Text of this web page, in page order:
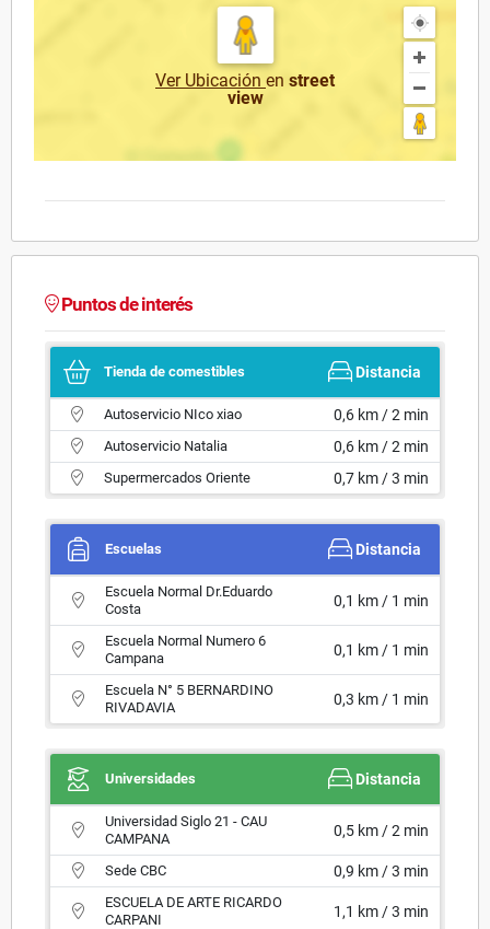
Ver Ubicación en street
view
Puntos de interés
Tienda de comestibles Distancia
Autoservicio NIco xiao 0,6 km / 2 min
Autoservicio Natalia 0,6 km / 2 min
Supermercados Oriente 0,7 km / 3 min
Escuelas Distancia
Escuela Normal Dr.Eduardo
Costa
0,1 km / 1 min
Escuela Normal Numero 6
Campana
0,1 km / 1 min
Escuela N° 5 BERNARDINO
RIVADAVIA
0,3 km / 1 min
Universidades Distancia
Universidad Siglo 21 - CAU
CAMPANA
0,5 km / 2 min
Sede CBC 0,9 km / 3 min
ESCUELA DE ARTE RICARDO
CARPANI
1,1 km / 3 min